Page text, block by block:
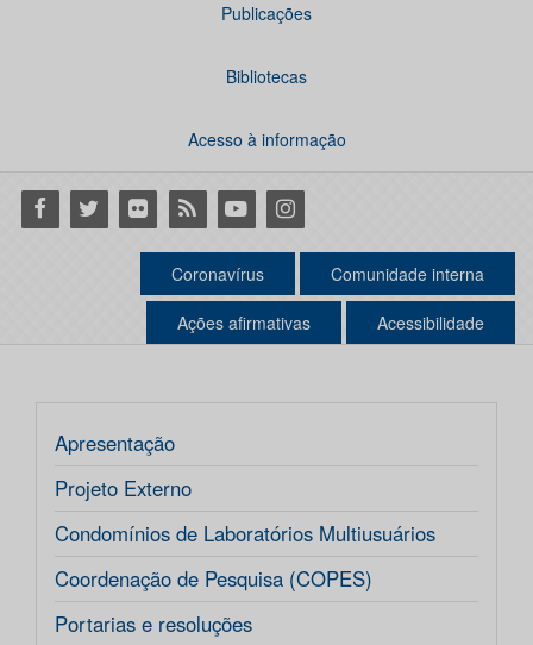
Publicações
Bibliotecas
Acesso à informação
Facebook
Twitter Flickr RSS YoutubeInstagram
Coronavírus Comunidade interna
Ações afirmativas Acessibilidade
Apresentação
Projeto Externo
Condomínios de Laboratórios Multiusuários
Coordenação de Pesquisa (COPES)
Portarias e resoluções